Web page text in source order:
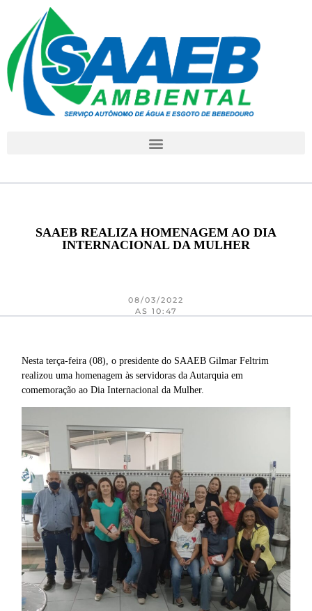
SAAEB REALIZA HOMENAGEM AO DIA
INTERNACIONAL DA MULHER
08/03/2022
AS 10:47
Nesta terça-feira (08), o presidente do SAAEB Gilmar Feltrim
realizou uma homenagem às servidoras da Autarquia em
comemoração ao Dia Internacional da Mulher.